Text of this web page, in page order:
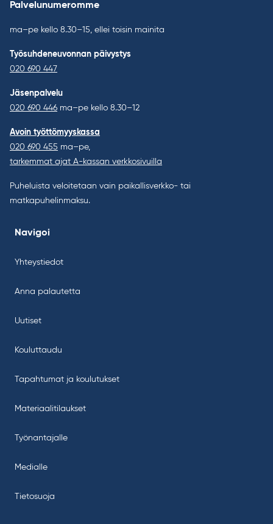
Palvelunumeromme
ma–pe kello 8.30–15, ellei toisin mainita
Työsuhdeneuvonnan päivystys
020 690 447
Jäsenpalvelu
020 690 446 ma–pe kello 8.30–12
Avoin työttömyyskassa
020 690 455 ma–pe,
tarkemmat ajat A-kassan verkkosivuilla
Puheluista veloitetaan vain paikallisverkko- tai
matkapuhelinmaksu.
Navigoi
Yhteystiedot
Anna palautetta
Uutiset
Kouluttaudu
Tapahtumat ja koulutukset
Materiaalitilaukset
Työnantajalle
Medialle
Tietosuoja